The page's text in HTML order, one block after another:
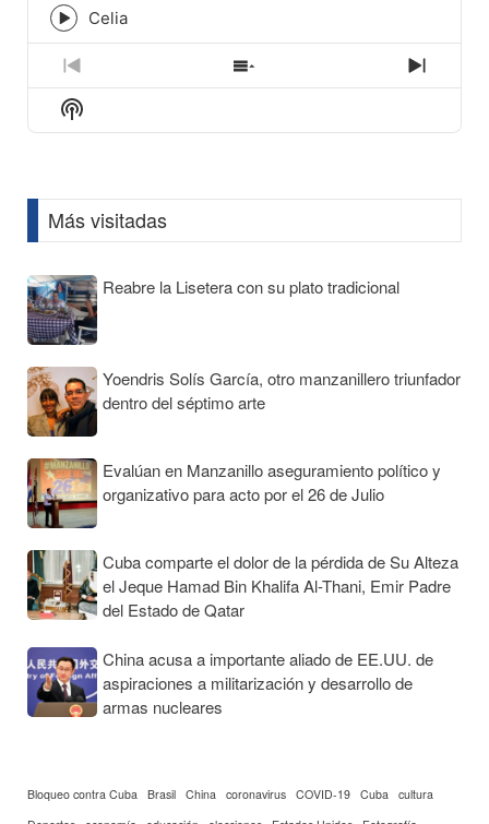
icon
Episode
play
icon
Celia
Previous
Episode
Show
Episodes
Next
Show
Podcast
Más visitadas
Reabre la Lisetera con su plato tradicional
Yoendris Solís García, otro manzanillero triunfador
dentro del séptimo arte
Evalúan en Manzanillo aseguramiento político y
organizativo para acto por el 26 de Julio
Cuba comparte el dolor de la pérdida de Su Alteza
el Jeque Hamad Bin Khalifa Al-Thani, Emir Padre
del Estado de Qatar
China acusa a importante aliado de EE.UU. de
aspiraciones a militarización y desarrollo de
armas nucleares
Bloqueo contra Cuba Brasil China coronavirus COVID-19 Cuba
cultura